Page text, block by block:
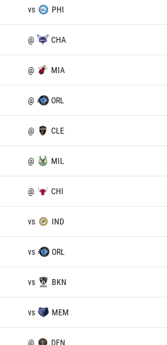
vs PHI
@ CHA
@ MIA
@ ORL
@ CLE
@ MIL
@ CHI
vs IND
vs ORL
vs BKN
vs MEM
@ DEN